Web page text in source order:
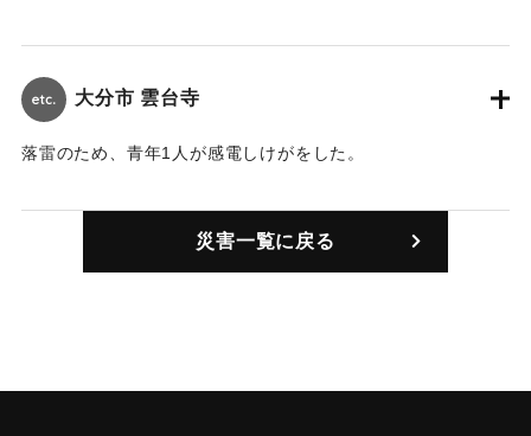
｜固有コード:00300003
大分市 雲台寺
落雷のため、青年1人が感電しけがをした。
｜固有コード:00300001
災害一覧に戻る